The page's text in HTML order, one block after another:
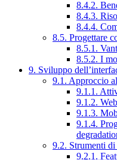
8.4.2.
8.4.3.
8.4.4.
8.5. Progettare
8.5.1.
8.5.2. I
9. Sviluppo
9.1. Approccio
9.1.1.
9.1.2.
9.1.3.
9.1.4.
9.2. Strumenti
9.2.1.